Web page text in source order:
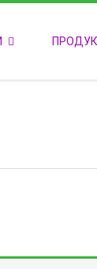
СВЯЗЬ С
Телефон: